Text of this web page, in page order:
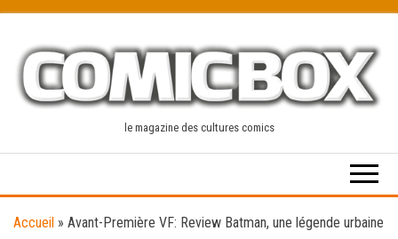
content
le magazine des cultures comics
Accueil » Avant-Première VF: Review Batman, une légende urbaine